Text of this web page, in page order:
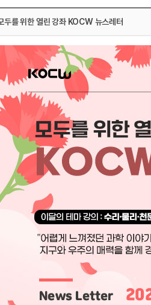
고객센터
를 위한 열린 강좌 KOCW 뉴스레터